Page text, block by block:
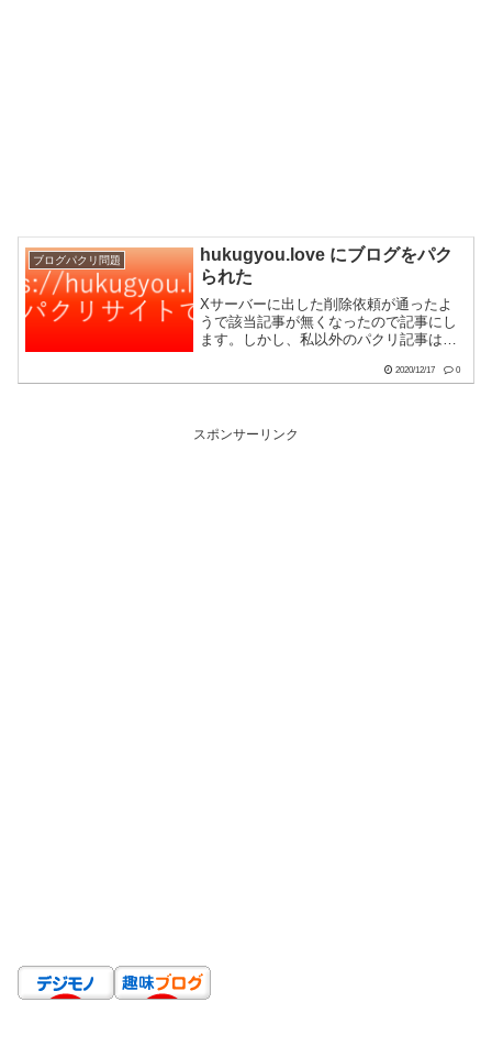
ブログパクリ問題
hukugyou.love にブログをパク
られた
Xサーバーに出した削除依頼が通ったよ
うで該当記事が無くなったので記事にし
ます。しかし、私以外のパクリ記事は残
すね。さて、気づいたのは8月ころだった
2020/12/17 0
スポンサーリンク